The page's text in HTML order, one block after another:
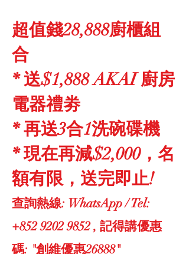
超值錢28,888廚櫃組
合
* 送$1,888 AKAI 廚房
電器禮劵
* 再送3合1洗碗碟機
* 現在再減$2,000，名
額有限，送完即止!
查詢熱線: WhatsApp / Tel:
+852 9202 9852, 記得講優惠
碼: "創維優惠26888"